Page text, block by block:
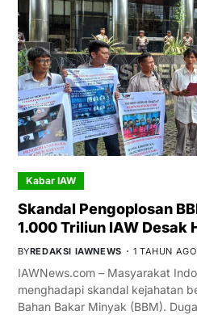
Kabar IAW
Skandal Pengoplosan
1.000 Triliun IAW Desak
BYREDAKSI IAWNEWS 1 TAHUN AGO
IAWNews.com – Masyarakat
menghadapi skandal kejahatan
Bahan Bakar Minyak (BBM).